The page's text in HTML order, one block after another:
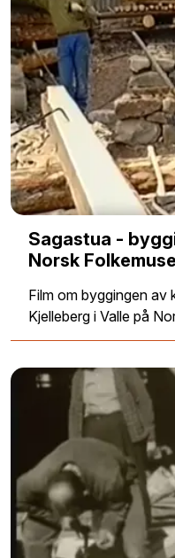
Sagastua -
Norsk
Film om byggingen av
Kjelleberg i Valle på